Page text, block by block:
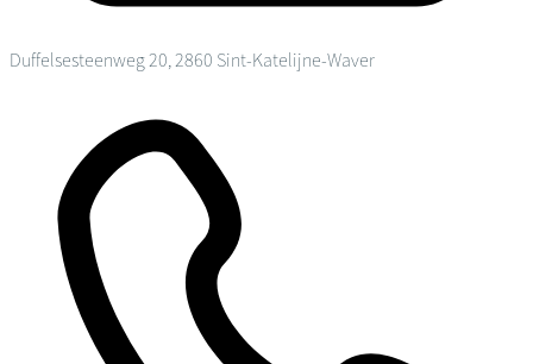
Duffelsesteenweg 20, 2860 Sint-Katelijne-Waver